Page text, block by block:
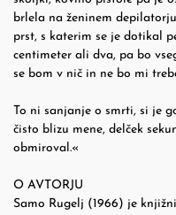
brlela na ženinem
prst, s katerim se je dotikal
centimeter ali dva, pa bo
se bom v nič in ne bo mi
To ni sanjanje o smrti, si je
čisto blizu mene, delček
obmiroval.«
O AVTORJU
Samo Rugelj (1966) je